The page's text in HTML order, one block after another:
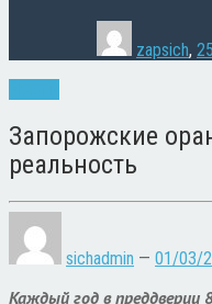
zapsich,
Запорожские
реальность
sichadmin — 01/03/
Каждый год в преддверии